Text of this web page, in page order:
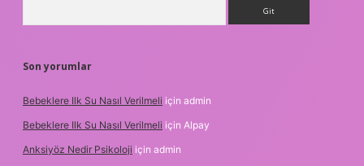
Son yorumlar
Bebeklere Ilk Su Nasıl Verilmeli için admin
Bebeklere Ilk Su Nasıl Verilmeli için Alpay
Anksiyöz Nedir Psikoloji için admin